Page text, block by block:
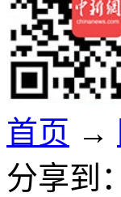
首页 →
分享到：